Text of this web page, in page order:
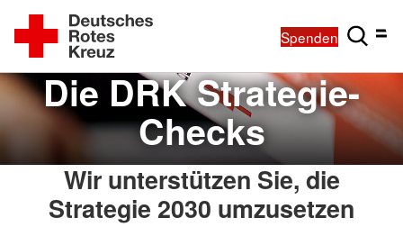
Spenden
Die DRK Strategie-
Checks
Wir unterstützen Sie, die
Strategie 2030 umzusetzen